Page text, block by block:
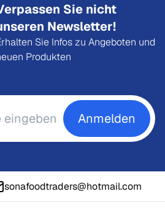
Sie nicht
Newsletter!
Sie Infos zu Angeboten und
Produkten
Anmelden
sonafoodtraders@hotmail.com